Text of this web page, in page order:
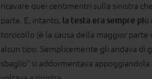
ricavare quei centimentri sulla sinistra
parte. E, intanto, la testa era sempre
torcicollo (è la causa della maggior
alcun tipo. Semplicemente gli andava di
sbaglio” si addormentava